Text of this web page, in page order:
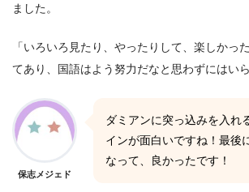
ました。
「いろいろ見たり、やったりして、楽しかっ
てあり、国語はよう努力だなと思わずにはいら
保志メジェド
ダミアンに突っ込みを入れ
インが面白いですね！最後
なって、良かったです！